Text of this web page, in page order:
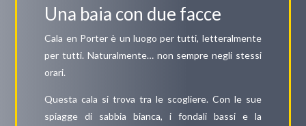
Una baia con due facce
Cala en Porter è un luogo per tutti, letteralmente
per tutti. Naturalmente… non sempre negli stessi
orari.
Questa cala si trova tra le scogliere. Con le sue
spiagge di sabbia bianca, i fondali bassi e la